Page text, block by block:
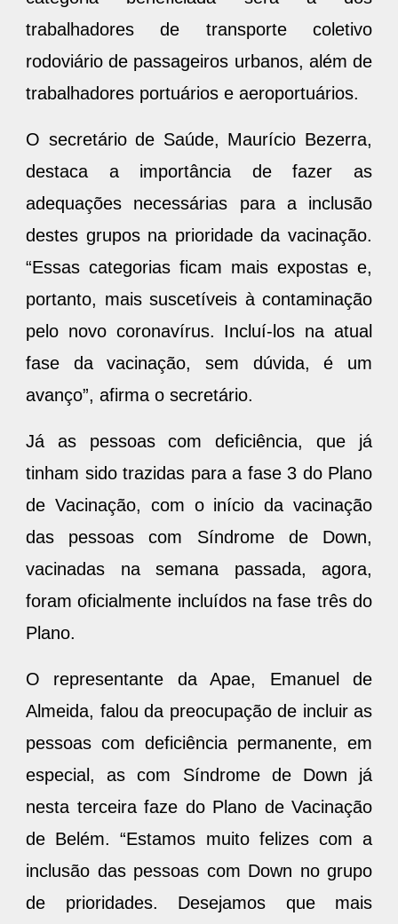
trabalhadores de transporte coletivo
rodoviário de passageiros urbanos, além de
trabalhadores portuários e aeroportuários.
O secretário de Saúde, Maurício Bezerra,
destaca a importância de fazer as
adequações necessárias para a inclusão
destes grupos na prioridade da vacinação.
“Essas categorias ficam mais expostas e,
portanto, mais suscetíveis à contaminação
pelo novo coronavírus. Incluí-los na atual
fase da vacinação, sem dúvida, é um
avanço”, afirma o secretário.
Já as pessoas com deficiência, que já
tinham sido trazidas para a fase 3 do Plano
de Vacinação, com o início da vacinação
das pessoas com Síndrome de Down,
vacinadas na semana passada, agora,
foram oficialmente incluídos na fase três do
Plano.
O representante da Apae, Emanuel de
Almeida, falou da preocupação de incluir as
pessoas com deficiência permanente, em
especial, as com Síndrome de Down já
nesta terceira faze do Plano de Vacinação
de Belém. “Estamos muito felizes com a
inclusão das pessoas com Down no grupo
de prioridades. Desejamos que mais